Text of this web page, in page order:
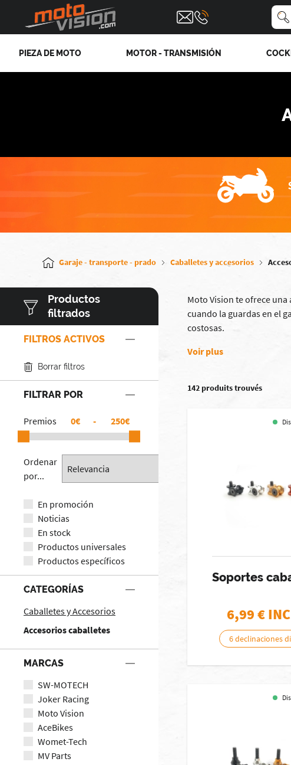
PIEZA DE MOTO MOTOR - TRANSMISIÓN
Garaje - transporte - prado Caballetes y accesorios
Productos
filtrados
FILTROS ACTIVOS
Borrar filtros
FILTRAR POR
Premios € - €
Ordenar
por...
En promoción
Noticias
En stock
Productos universales
Productos específicos
CATEGORÍAS
Caballetes y Accesorios
Accesorios caballetes
MARCAS
SW-MOTECH
Joker Racing
Moto Vision
AceBikes
Womet-Tech
MV Parts
Moto Vision te ofrece
cuando la guardas en el
costosas.
Voir plus
142 produits trouvés
Soportes
6,99 €
6 declinaciones